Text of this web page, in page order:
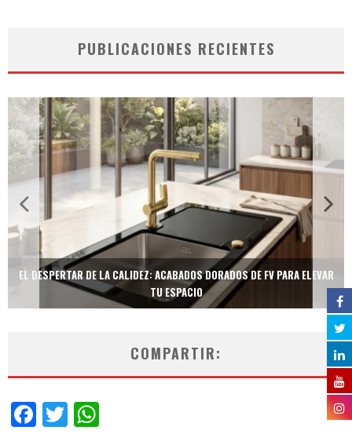
PUBLICACIONES RECIENTES
EL DESPERTAR DE LA CALIDEZ: ACABADOS DORADOS DE FV PARA ELEVAR
TU ESPACIO
COMPARTIR:
Facebook
Twitter